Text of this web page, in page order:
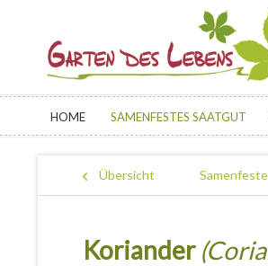
HOME SAMENFESTES SAATGUT
Übersicht
Koriander